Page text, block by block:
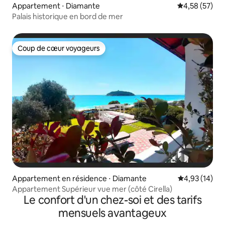
Appartement ⋅ Diamante Évaluation
4,58 (57)
Palais historique en bord de mer
Coup de cœur voyageurs
Coup de cœur voyageurs
Appartement en résidence ⋅ Diamante Évaluation
4,93 (14)
Appartement Supérieur vue mer (côté Cirella)
Le confort d'un chez-soi et des tarifs
mensuels avantageux